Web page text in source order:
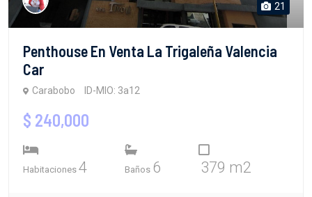
21
Penthouse En Venta La Trigaleña Valencia
Car
Carabobo ID-MIO: 3a12
$ 240,000
Habitaciones 4 Baños 6 379 m2